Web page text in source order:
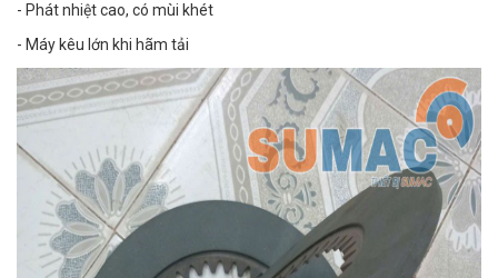
- Phát nhiệt cao, có mùi khét
- Máy kêu lớn khi hãm tải